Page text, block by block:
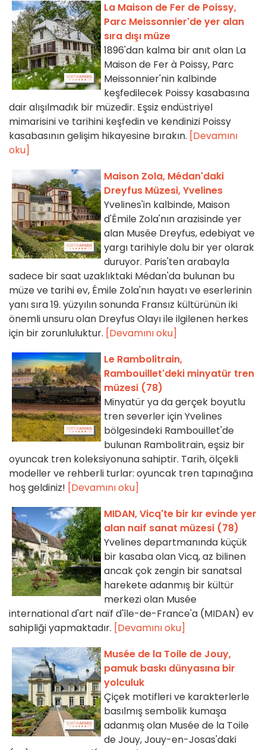
La Maison de Fer de Poissy,
Parc Meissonnier'de yer alan
sıra dışı müze
1896'dan kalma bir anıt olan La
Maison de Fer à Poissy, Parc
Meissonnier'nin kalbinde
keşfedilecek Poissy kasabasına
dair alışılmadık bir müzedir. Eşsiz endüstriyel
mimarisini ve tarihini keşfedin ve kendinizi Poissy
kasabasının gelişim hikayesine bırakın. [Devamını
oku]
Maison Zola, Médan'daki
Dreyfus Müzesi, Yvelines
Yvelines'in kalbinde, Maison
d'Émile Zola'nın arazisinde yer
alan Musée Dreyfus, edebiyat ve
yargı tarihiyle dolu bir yer olarak
duruyor. Paris'ten arabayla
sadece bir saat uzaklıktaki Médan'da bulunan bu
müze ve tarihi ev, Émile Zola'nın hayatı ve eserlerinin
yanı sıra 19. yüzyılın sonunda Fransız kültürünün iki
önemli unsuru olan Dreyfus Olayı ile ilgilenen herkes
için bir zorunluluktur. [Devamını oku]
Le Rambolitrain,
Rambouillet'deki minyatür tren
müzesi (78)
Minyatür ya da gerçek boyutlu
tren severler için Yvelines
bölgesindeki Rambouillet'de
bulunan Rambolitrain, eşsiz bir
oyuncak tren koleksiyonuna sahiptir. Tarih, ölçekli
modeller ve rehberli turlar: oyuncak tren tapınağına
hoş geldiniz! [Devamını oku]
MIDAN, Vicq'te bir kır evinde yer
alan naif sanat müzesi (78)
Yvelines departmanında küçük
bir kasaba olan Vicq, az bilinen
ancak çok zengin bir sanatsal
harekete adanmış bir kültür
merkezi olan Musée
international d'art naïf d'île-de-France'a (MIDAN) ev
sahipliği yapmaktadır. [Devamını oku]
Musée de la Toile de Jouy,
pamuk baskı dünyasına bir
yolculuk
Çiçek motifleri ve karakterlerle
basılmış sembolik kumaşa
adanmış olan Musée de la Toile
de Jouy, Jouy-en-Josas'daki